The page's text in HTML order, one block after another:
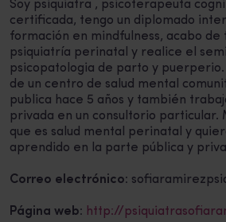
Soy psiquiatra , psicoterapeuta
certificada, tengo un diplomado
formación en mindfulness, acabo
psiquiatría perinatal y realice el
psicopatologia de parto y
de un centro de salud mental
publica hace 5 años y también
privada en un consultorio particular.
que es salud mental perinatal y
aprendido en la parte pública y
Correo electrónico:
Página web: http://